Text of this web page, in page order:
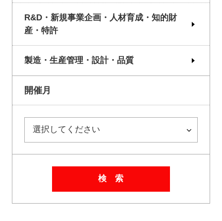
R&D・新規事業企画・人材育成・知的財
産・特許
製造・生産管理・設計・品質
開催月
検 索